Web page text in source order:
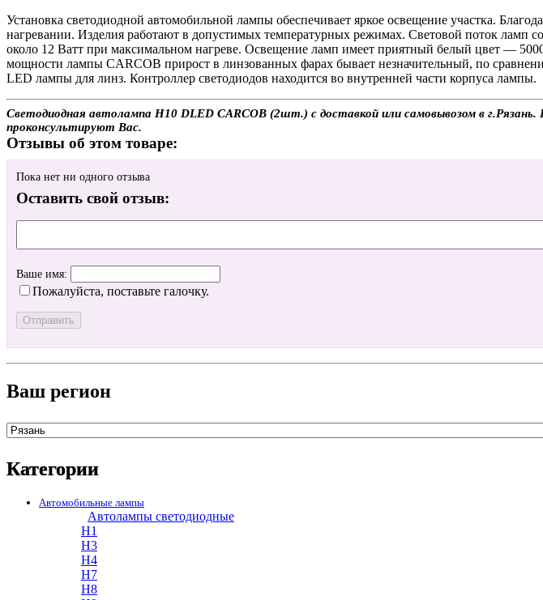
Установка светодиодной автомобильной лампы обеспечивает яркое освещение участка.
нагревании. Изделия работают в допустимых температурных режимах. Световой поток
около 12 Ватт при максимальном нагреве. Освещение ламп имеет приятный белый цвет —
мощности лампы CARCOB прирост в линзованных фарах бывает незначительный, по
LED лампы для линз. Контроллер светодиодов находится во внутренней части корпуса лампы.
Светодиодная автолампа H10 DLED CARCOB (2шт.) с доставкой или самовывозом в
проконсультируют Вас.
Отзывы об этом товаре:
Пока нет ни одного отзыва
Оставить свой отзыв:
Ваше имя:
Пожалуйста, поставьте галочку.
Ваш регион
Категории
Автомобильные лампы
Автолампы светодиодные
H1
H3
H4
H7
H8